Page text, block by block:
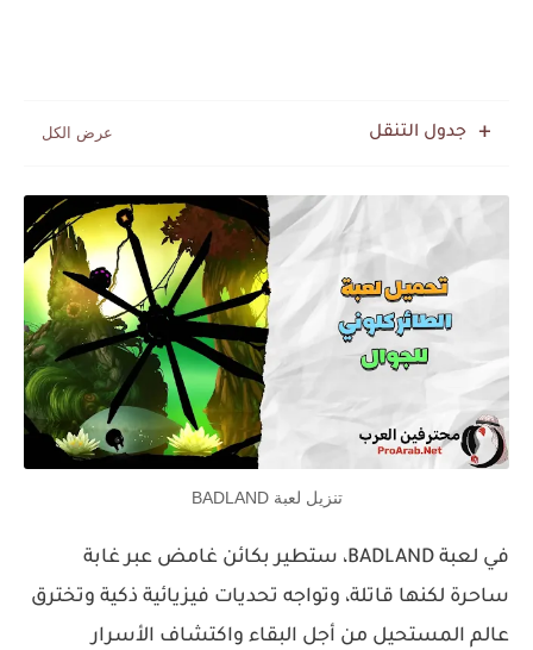
جدول التنقل
تنزيل لعبة BADLAND
في لعبة BADLAND، ستطير بكائن غامض عبر غابة
ساحرة لكنها قاتلة، وتواجه تحديات فيزيائية ذكية وتخترق
عالم المستحيل من أجل البقاء واكتشاف الأسرار